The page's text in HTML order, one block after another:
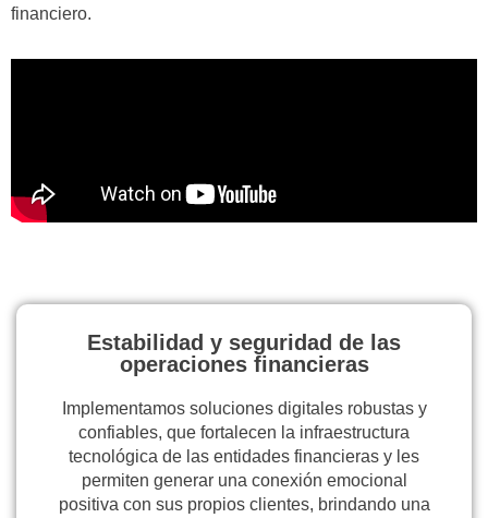
financiero.
Estabilidad y seguridad de las
operaciones financieras
Implementamos soluciones digitales robustas y
confiables, que fortalecen la infraestructura
tecnológica de las entidades financieras y les
permiten generar una conexión emocional
positiva con sus propios clientes, brindando una